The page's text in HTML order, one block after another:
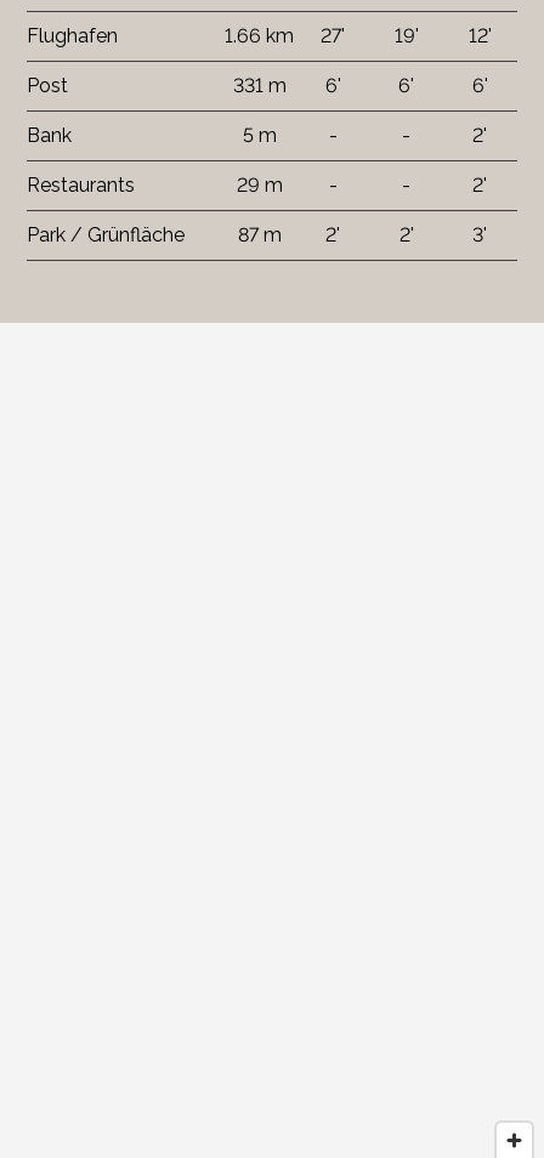
Flughafen 1.66 km 27' 19' 12'
Post 331 m 6' 6' 6'
Bank 5 m - - 2'
Restaurants 29 m - - 2'
Park / Grünfläche 87 m 2' 2' 3'